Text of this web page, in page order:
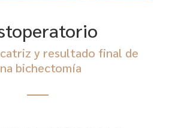
y resultado final de
bichectomía